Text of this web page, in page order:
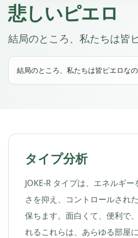
悲しいピエロ
結局のところ、私たちは皆
結局のところ、私たちは皆ピエロなの
タイプ分析
JOKE-R タイプは、エネルギ
さを抑え、コントロールされ
保ちます。面白くて、便利で
れるこれらは、あらゆる部屋